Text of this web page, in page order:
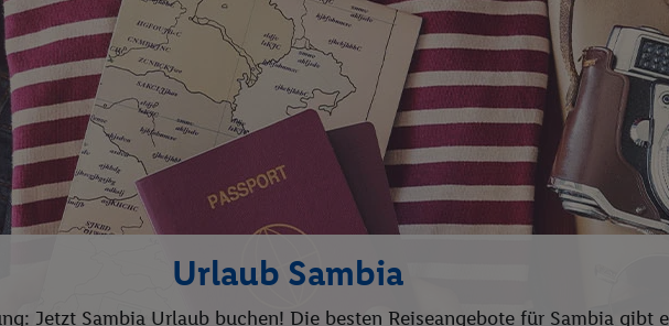
Urlaub Sambia
Jetzt Sambia Urlaub buchen! Die besten Reiseangebote für Sambia gibt